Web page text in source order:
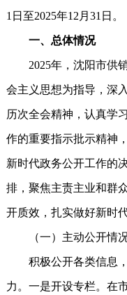
1日至2025年12月31日。
一、总体情况
2025年，沈阳市供销
会主义思想为指导，深
历次全会精神，认真学
作的重要指示批示精神
新时代政务公开工作的
排，聚焦主责主业和群
开质效，扎实做好新时
（一）主动公开情
积极公开各类信息，
力。一是开设专栏。在